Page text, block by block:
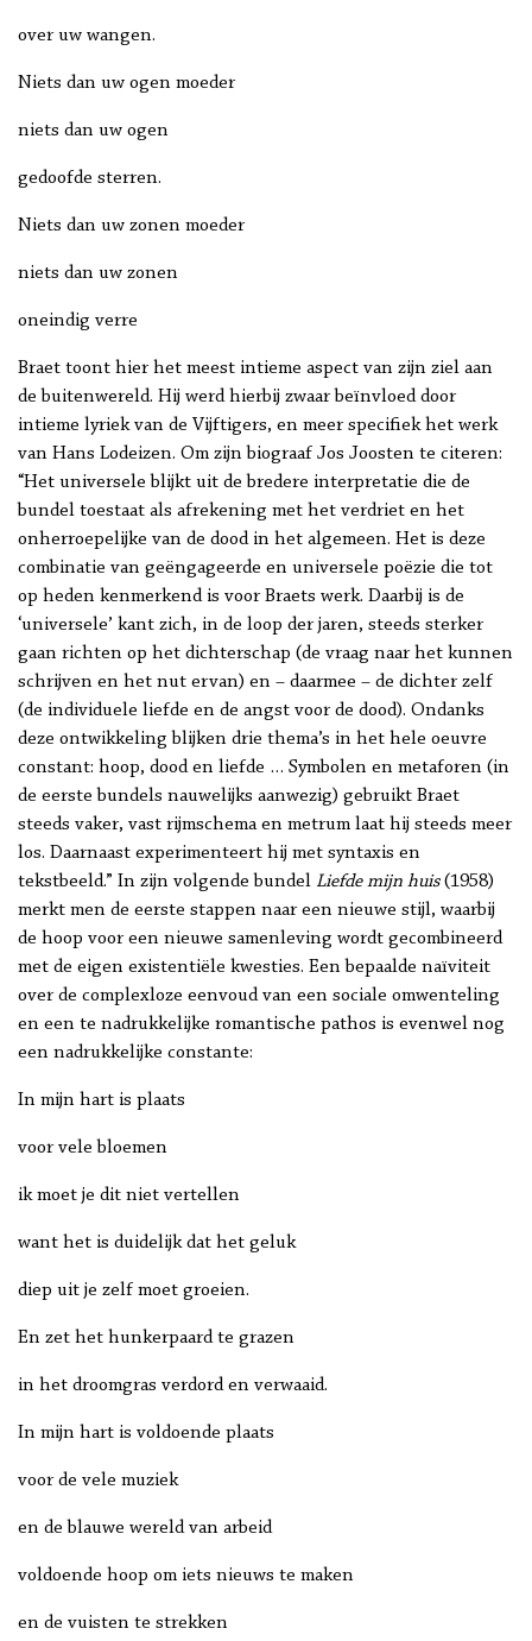
over uw wangen.
Niets dan uw ogen moeder
niets dan uw ogen
gedoofde sterren.
Niets dan uw zonen moeder
niets dan uw zonen
oneindig verre
Braet toont hier het meest intieme aspect van zijn ziel aan
de buitenwereld. Hij werd hierbij zwaar beïnvloed door
intieme lyriek van de Vijftigers, en meer specifiek het werk
van Hans Lodeizen. Om zijn biograaf Jos Joosten te citeren:
“Het universele blijkt uit de bredere interpretatie die de
bundel toestaat als afrekening met het verdriet en het
onherroepelijke van de dood in het algemeen. Het is deze
combinatie van geëngageerde en universele poëzie die tot
op heden kenmerkend is voor Braets werk. Daarbij is de
‘universele’ kant zich, in de loop der jaren, steeds sterker
gaan richten op het dichterschap (de vraag naar het kunnen
schrijven en het nut ervan) en – daarmee – de dichter zelf
(de individuele liefde en de angst voor de dood). Ondanks
deze ontwikkeling blijken drie thema’s in het hele oeuvre
constant: hoop, dood en liefde … Symbolen en metaforen (in
de eerste bundels nauwelijks aanwezig) gebruikt Braet
steeds vaker, vast rijmschema en metrum laat hij steeds meer
los. Daarnaast experimenteert hij met syntaxis en
tekstbeeld.” In zijn volgende bundel Liefde mijn huis(1958)
merkt men de eerste stappen naar een nieuwe stijl, waarbij
de hoop voor een nieuwe samenleving wordt gecombineerd
met de eigen existentiële kwesties. Een bepaalde naïviteit
over de complexloze eenvoud van een sociale omwenteling
en een te nadrukkelijke romantische pathos is evenwel nog
een nadrukkelijke constante:
In mijn hart is plaats
voor vele bloemen
ik moet je dit niet vertellen
want het is duidelijk dat het geluk
diep uit je zelf moet groeien.
En zet het hunkerpaard te grazen
in het droomgras verdord en verwaaid.
In mijn hart is voldoende plaats
voor de vele muziek
en de blauwe wereld van arbeid
voldoende hoop om iets nieuws te maken
en de vuisten te strekken